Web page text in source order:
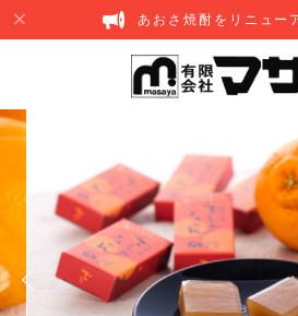
あおさ焼酎をリニュー